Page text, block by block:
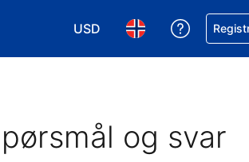
USD
Velg valuta. Du har valgt
Velg språk. Du har
Få hjelp
og svar